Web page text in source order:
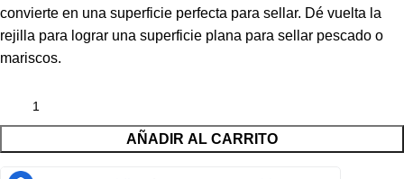
convierte en una superficie perfecta para sellar. Dé vuelta la
rejilla para lograr una superficie plana para sellar pescado o
mariscos.
AÑADIR AL CARRITO